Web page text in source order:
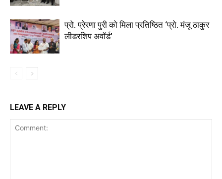
प्रो. प्रेरणा पुरी को मिला प्रतिष्ठित ‘प्रो. मंजू ठाकुर
लीडरशिप अवॉर्ड’
LEAVE A REPLY